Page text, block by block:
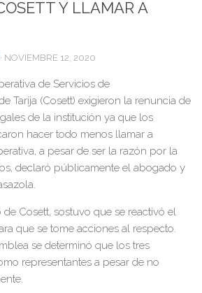
Y LLAMAR A
· NOVIEMBRE 12, 2020
de Servicios de
Tarija (Cosett) exigieron la renuncia de
de la institución ya que los
hacer todo menos llamar a
a pesar de ser la razón por la
declaró públicamente el abogado y
Cosett, sostuvo que se reactivó el
que se tome acciones al respecto.
se determinó que los tres
representantes a pesar de no